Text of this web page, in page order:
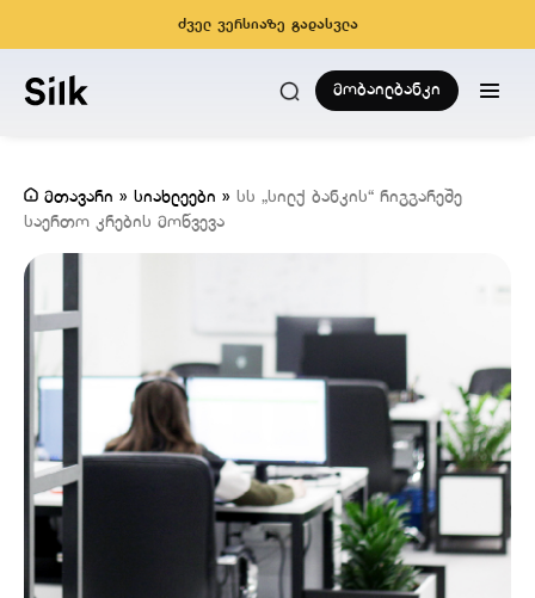
ძველ ვერსიაზე გადასვლა
მობაილბანკი
მთავარი » სიახლეები » სს „სილქ ბანკის“ რიგგარეშე
საერთო კრების მოწვევა